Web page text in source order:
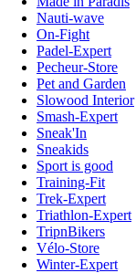
Nauti-wave
On-Fight
Padel-Expert
Pecheur-Store
Pet and Garden
Slowood Interior
Smash-Expert
Sneak'In
Sneakids
Sport is good
Training-Fit
Trek-Expert
Triathlon-Expert
TripnBikers
Vélo-Store
Winter-Expert